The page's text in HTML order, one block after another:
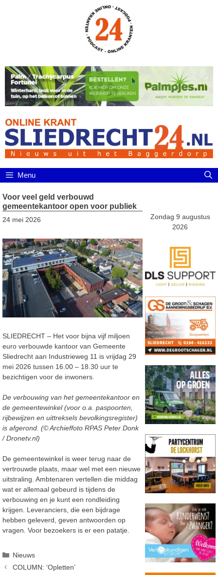
Menu
Voor veel geld verbouwd
gemeentekantoor open voor publiek
24 mei 2026
SLIEDRECHT – Het voor bijna vijf miljoen
euro verbouwde kantoor van Gemeente
Sliedrecht aan Industrieweg 11 is vrijdag 29
mei 2026 tussen 16.00 – 18.30 uur te
bezichtigen voor de inwoners.
De verbouwing van het gemeentekantoor en
de gemeentewinkel (voor o.a. paspoorten,
rijbewijzen en uittreksels bevolkingsregister)
is afgerond. (©Archieffoto RPAS Peter Donk
/ Dronetv.nl)
De gemeentewinkel is weer terug naar de
vertrouwde plaats, maar wel met een nieuwe
uitstraling. Ambtenaren vertellen die middag
wat er allemaal gebeurd is tijdens de
verbouwing en je kunt een rondleiding
krijgen. Leveranciers, die een bijdrage
hebben geleverd, geven antwoorden op
vragen. Voor bezoekers is er een patatje.
Categorieën
Nieuws
COLUMN: ‘Opletten’
Zondag 9 augustus
2026